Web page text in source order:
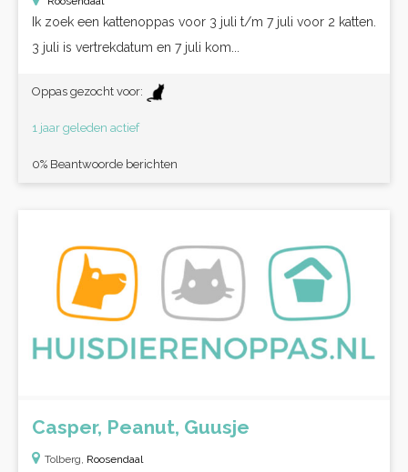
Ik zoek een kattenoppas voor 3 juli t/m 7 juli voor 2 katten.
3 juli is vertrekdatum en 7 juli kom...
Oppas gezocht voor:
1 jaar geleden actief
0% Beantwoorde berichten
Casper, Peanut, Guusje
Tolberg, Roosendaal